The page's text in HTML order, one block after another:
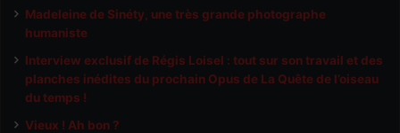
Madeleine de Sinéty, une très grande photographe
humaniste
Interview exclusif de Régis Loisel : tout sur son travail et des
planches inédites du prochain Opus de La Quête de l’oiseau
du temps !
Vieux ! Ah bon ?